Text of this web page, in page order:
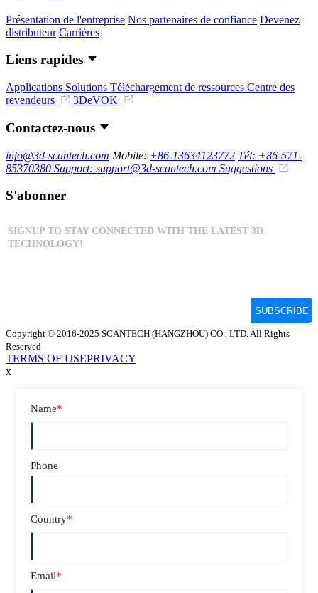
Présentation de l'entreprise Nos partenaires de confiance Devenez
distributeur Carrières
Liens rapides
Applications Solutions Téléchargement de ressources Centre des
revendeurs
3DeVOK
Contactez-nous
info@3d-scantech.com Mobile: +86-13634123772 Tél: +86-571-
85370380 Support: support@3d-scantech.com Suggestions
S'abonner
Copyright © 2016-2025 SCANTECH (HANGZHOU) CO., LTD. All Rights
Reserved
TERMS OF USEPRIVACY
x
Name*
Phone
Country*
Email*